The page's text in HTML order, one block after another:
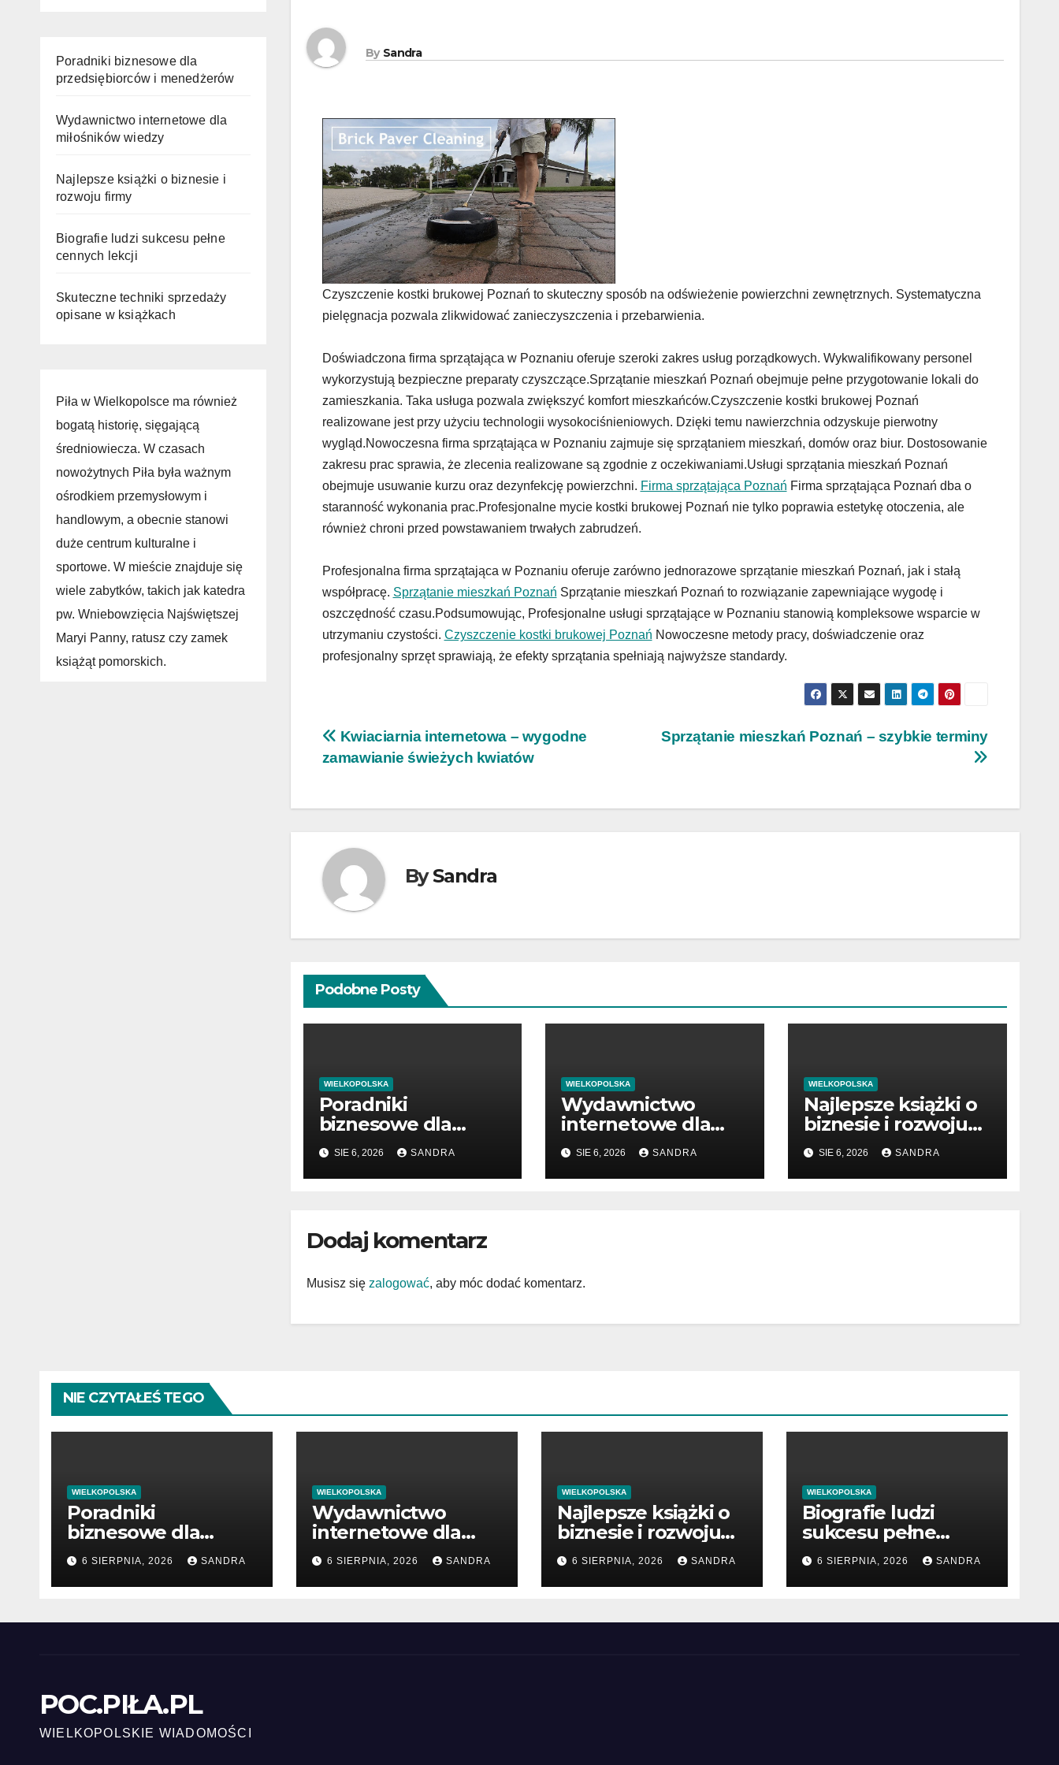
Poradniki biznesowe dla
przedsiębiorców i menedżerów
Wydawnictwo internetowe dla
miłośników wiedzy
Najlepsze książki o biznesie i
rozwoju firmy
Biografie ludzi sukcesu pełne
cennych lekcji
Skuteczne techniki sprzedaży
opisane w książkach
Piła w Wielkopolsce ma również
bogatą historię, sięgającą
średniowiecza. W czasach
nowożytnych Piła była ważnym
ośrodkiem przemysłowym i
handlowym, a obecnie stanowi
duże centrum kulturalne i
sportowe. W mieście znajduje się
wiele zabytków, takich jak katedra
pw. Wniebowzięcia Najświętszej
Maryi Panny, ratusz czy zamek
książąt pomorskich.
By Sandra
Czyszczenie kostki brukowej Poznań to skuteczny sposób na odświeżenie powierzchni zewnętrznych. Systematyczna
pielęgnacja pozwala zlikwidować zanieczyszczenia i przebarwienia.
Doświadczona firma sprzątająca w Poznaniu oferuje szeroki zakres usług porządkowych. Wykwalifikowany personel
wykorzystują bezpieczne preparaty czyszczące.Sprzątanie mieszkań Poznań obejmuje pełne przygotowanie lokali do
zamieszkania. Taka usługa pozwala zwiększyć komfort mieszkańców.Czyszczenie kostki brukowej Poznań
realizowane jest przy użyciu technologii wysokociśnieniowych. Dzięki temu nawierzchnia odzyskuje pierwotny
wygląd.Nowoczesna firma sprzątająca w Poznaniu zajmuje się sprzątaniem mieszkań, domów oraz biur. Dostosowanie
zakresu prac sprawia, że zlecenia realizowane są zgodnie z oczekiwaniami.Usługi sprzątania mieszkań Poznań
obejmuje usuwanie kurzu oraz dezynfekcję powierzchni. Firma sprzątająca Poznań Firma sprzątająca Poznań dba o
staranność wykonania prac.Profesjonalne mycie kostki brukowej Poznań nie tylko poprawia estetykę otoczenia, ale
również chroni przed powstawaniem trwałych zabrudzeń.
Profesjonalna firma sprzątająca w Poznaniu oferuje zarówno jednorazowe sprzątanie mieszkań Poznań, jak i stałą
współpracę. Sprzątanie mieszkań Poznań Sprzątanie mieszkań Poznań to rozwiązanie zapewniające wygodę i
oszczędność czasu.Podsumowując, Profesjonalne usługi sprzątające w Poznaniu stanowią kompleksowe wsparcie w
utrzymaniu czystości. Czyszczenie kostki brukowej Poznań Nowoczesne metody pracy, doświadczenie oraz
profesjonalny sprzęt sprawiają, że efekty sprzątania spełniają najwyższe standardy.
Nawigacja
Sprzątanie mieszkań Poznań – szybkie terminy
Kwiaciarnia internetowa – wygodne
zamawianie świeżych kwiatów
BySandra
Podobne Posty
WIELKOPOLSKA
Poradniki
biznesowe dla
przedsiębiorców i
menedżerów
SIE 6, 2026 SANDRA
WIELKOPOLSKA
Wydawnictwo
internetowe dla
miłośników wiedzy
SIE 6, 2026 SANDRA
WIELKOPOLSKA
Najlepsze książki o
biznesie i rozwoju
firmy
SIE 6, 2026 SANDRA
Dodaj komentarz
Musisz się zalogować, aby móc dodać komentarz.
NIE CZYTAŁEŚ TEGO
WIELKOPOLSKA
Poradniki
biznesowe dla
przedsiębiorców i
menedżerów
6 SIERPNIA, 2026 SANDRA
WIELKOPOLSKA
Wydawnictwo
internetowe dla
miłośników wiedzy
6 SIERPNIA, 2026 SANDRA
WIELKOPOLSKA
Najlepsze książki o
biznesie i rozwoju
firmy
6 SIERPNIA, 2026 SANDRA
WIELKOPOLSKA
Biografie ludzi
sukcesu pełne
cennych lekcji
6 SIERPNIA, 2026 SANDRA
POC.PIŁA.PL
WIELKOPOLSKIE WIADOMOŚCI